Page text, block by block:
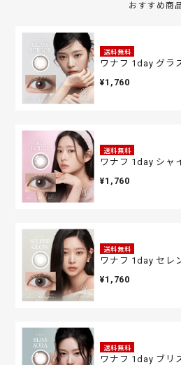
おすすめ商
送料無料
ワナフ 1day グラ
¥1,760
送料無料
ワナフ 1day シャ
¥1,760
送料無料
ワナフ 1day セレ
¥1,760
送料無料
ワナフ 1day ブリ